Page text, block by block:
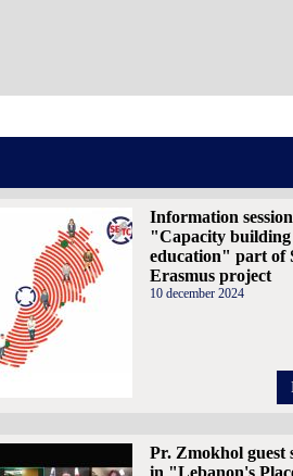
Information
"Capacity
education" part of
Erasmus project
10 december 2024
Pr. Zmokhol guest
in "Lebanon's